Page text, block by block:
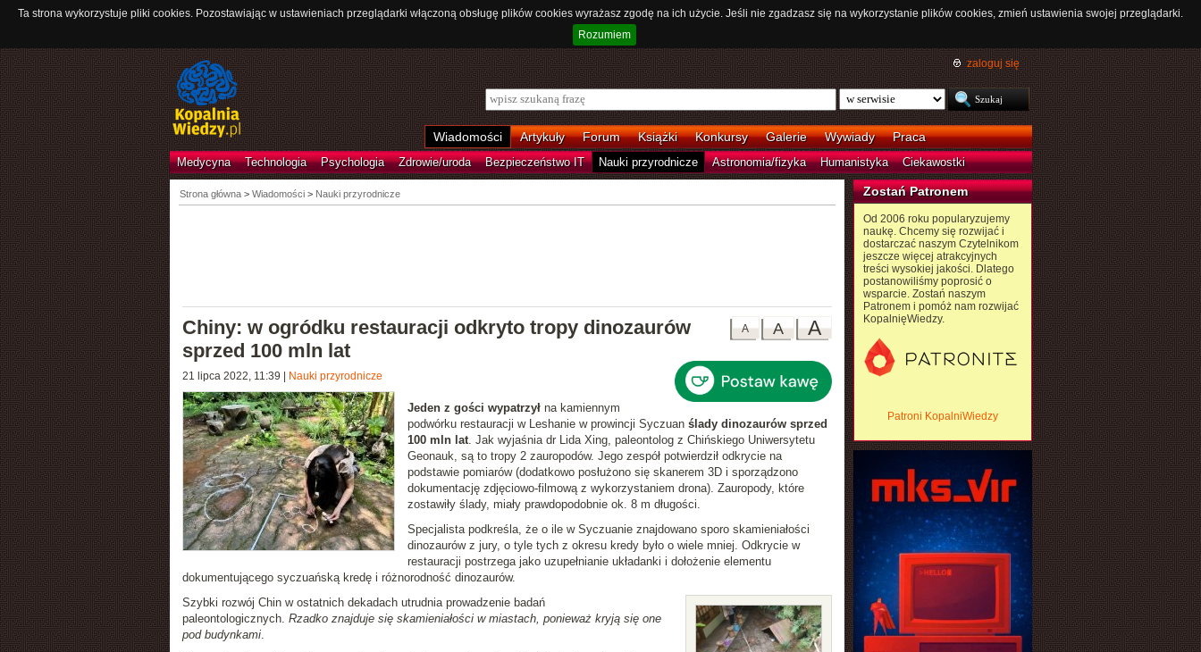
Ta strona wykorzystuje pliki cookies. Pozostawiając w ustawieniach przeglądarki włączoną obsługę plików cookies wyrażasz zgodę na ich użycie. Jeśli nie zgadzasz się na wykorzystanie plików cookies, zmień ustawienia swojej przeglądarki.
Rozumiem
zaloguj się
Wiadomości Artykuły Forum Książki Konkursy Galerie Wywiady Praca
Medycyna Technologia Psychologia Zdrowie/uroda Bezpieczeństwo IT Nauki przyrodnicze Astronomia/fizyka Humanistyka Ciekawostki
Strona główna> Wiadomości > Nauki przyrodnicze
A
A
A
Chiny: w ogródku restauracji odkryto tropy dinozaurów
sprzed 100 mln lat
21 lipca 2022, 11:39 Nauki przyrodnicze
Jeden z gości wypatrzyłna kamiennym
podwórku restauracji w Leshanie w prowincji Syczuan ślady dinozaurów sprzed
100 mln lat. Jak wyjaśnia dr Lida Xing, paleontolog z Chińskiego Uniwersytetu
Geonauk, są to tropy 2 zauropodów. Jego zespół potwierdził odkrycie na
podstawie pomiarów (dodatkowo posłużono się skanerem 3D i sporządzono
dokumentację zdjęciowo-filmową z wykorzystaniem drona). Zauropody, które
zostawiły ślady, miały prawdopodobnie ok. 8 m długości.
Specjalista podkreśla, że o ile w Syczuanie znajdowano sporo skamieniałości
dinozaurów z jury, o tyle tych z okresu kredy było o wiele mniej. Odkrycie w
restauracji postrzega jako uzupełnianie układanki i dołożenie elementu
dokumentującego syczuańską kredę i różnorodność dinozaurów.
Szybki rozwój Chin w ostatnich dekadach utrudnia prowadzenie badań
paleontologicznych. Rzadko znajduje się skamieniałości w miastach, ponieważ kryją się one
pod budynkami.
Zostań Patronem
Od 2006 roku popularyzujemy
naukę. Chcemy się rozwijać i
dostarczać naszym Czytelnikom
jeszcze więcej atrakcyjnych
treści wysokiej jakości. Dlatego
postanowiliśmy poprosić o
wsparcie. Zostań naszym
Patronem i pomóż nam rozwijać
KopalnięWiedzy.
Patroni KopalniWiedzy